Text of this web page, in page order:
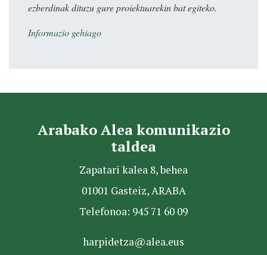
ezberdinak dituzu gure proiektuarekin bat egiteko.
Informazio gehiago
Arabako Alea komunikazio
taldea
Zapatari kalea 8, behea
01001 Gasteiz, ARABA
Telefonoa: 945 71 60 09
harpidetza@alea.eus